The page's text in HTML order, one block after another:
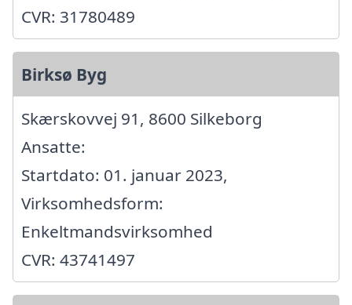
CVR: 31780489
Birksø Byg
Skærskovvej 91, 8600 Silkeborg
Ansatte:
Startdato: 01. januar 2023,
Virksomhedsform:
Enkeltmandsvirksomhed
CVR: 43741497